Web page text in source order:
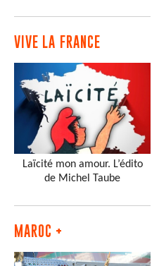
VIVE LA FRANCE
Laïcité mon amour. L’édito
de Michel Taube
MAROC +